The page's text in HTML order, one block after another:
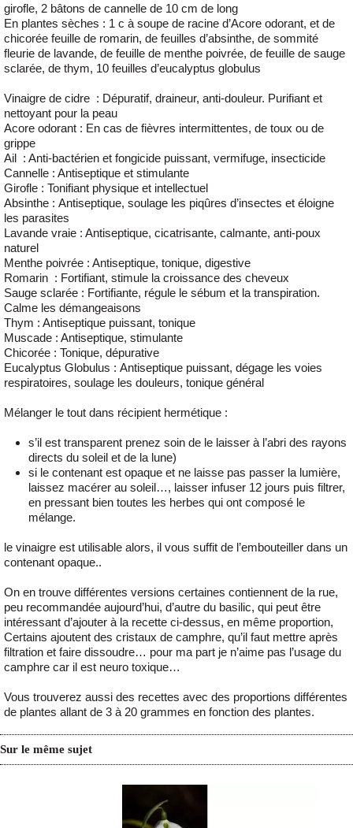
girofle, 2 bâtons de cannelle de 10 cm de long
En plantes sèches : 1 c à soupe de racine d’Acore odorant, et de
chicorée feuille de romarin, de feuilles d’absinthe, de sommité
fleurie de lavande, de feuille de menthe poivrée, de feuille de sauge
sclarée, de thym, 10 feuilles d’eucalyptus globulus
Vinaigre de cidre : Dépuratif, draineur, anti-douleur. Purifiant et
nettoyant pour la peau
Acore odorant : En cas de fièvres intermittentes, de toux ou de
grippe
Ail : Anti-bactérien et fongicide puissant, vermifuge, insecticide
Cannelle : Antiseptique et stimulante
Girofle : Tonifiant physique et intellectuel
Absinthe : Antiseptique, soulage les piqûres d’insectes et éloigne
les parasites
Lavande vraie : Antiseptique, cicatrisante, calmante, anti-poux
naturel
Menthe poivrée : Antiseptique, tonique, digestive
Romarin : Fortifiant, stimule la croissance des cheveux
Sauge sclarée : Fortifiante, régule le sébum et la transpiration.
Calme les démangeaisons
Thym : Antiseptique puissant, tonique
Muscade : Antiseptique, stimulante
Chicorée : Tonique, dépurative
Eucalyptus Globulus : Antiseptique puissant, dégage les voies
respiratoires, soulage les douleurs, tonique général
Mélanger le tout dans récipient hermétique :
s’il est transparent prenez soin de le laisser à l’abri des rayons
directs du soleil et de la lune)
si le contenant est opaque et ne laisse pas passer la lumière,
laissez macérer au soleil…, laisser infuser 12 jours puis filtrer,
en pressant bien toutes les herbes qui ont composé le
mélange.
le vinaigre est utilisable alors, il vous suffit de l’embouteiller dans un
contenant opaque..
On en trouve différentes versions certaines contiennent de la rue,
peu recommandée aujourd’hui, d’autre du basilic, qui peut être
intéressant d’ajouter à la recette ci-dessus, en même proportion,
Certains ajoutent des cristaux de camphre, qu’il faut mettre après
filtration et faire dissoudre… pour ma part je n’aime pas l’usage du
camphre car il est neuro toxique…
Vous trouverez aussi des recettes avec des proportions différentes
de plantes allant de 3 à 20 grammes en fonction des plantes.
Sur le même sujet